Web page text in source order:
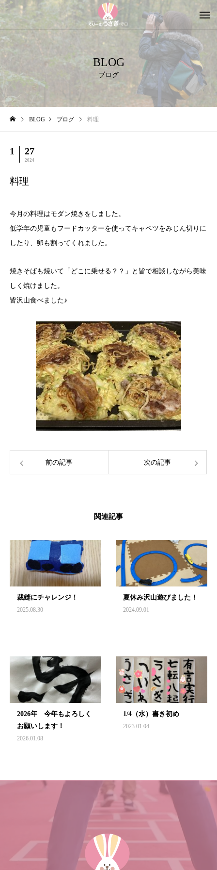
BLOG
ブログ
BLOG ブログ 料理
1 27
2024
料理
今月の料理はモダン焼きをしました。
低学年の児童もフードカッターを使ってキャベツをみじん切りに
したり、卵も割ってくれました。
焼きそばも焼いて「どこに乗せる？？」と皆で相談しながら美味
しく焼けました。
皆沢山食べました♪
前の記事 次の記事
関連記事
裁縫にチャレンジ！
2025.08.30
夏休み沢山遊びました！
2024.09.01
2026年 今年もよろしく
お願いします！
2026.01.08
1/4（水）書き初め
2023.01.04